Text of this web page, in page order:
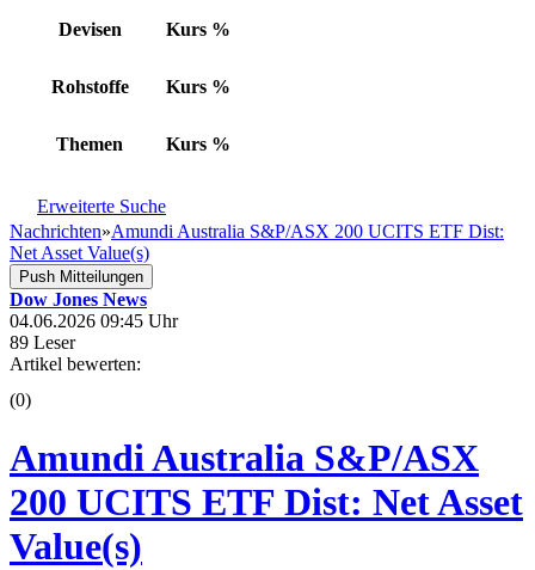
Devisen Kurs %
Rohstoffe Kurs %
Themen Kurs %
Erweiterte Suche
Nachrichten»Amundi Australia S&P/ASX 200 UCITS ETF Dist:
Net Asset Value(s)
Push Mitteilungen
Dow Jones News
04.06.2026 09:45 Uhr
89 Leser
Artikel bewerten:
(0)
Amundi Australia S&P/ASX
200 UCITS ETF Dist: Net Asset
Value(s)